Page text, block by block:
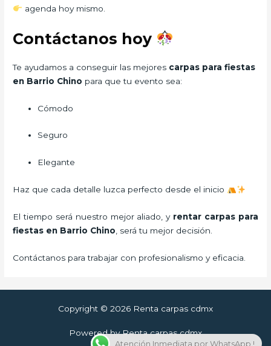
agenda hoy mismo.
Contáctanos hoy
Te ayudamos a conseguir las mejores carpas para fiestas
en Barrio Chino para que tu evento sea:
Cómodo
Seguro
Elegante
Haz que cada detalle luzca perfecto desde el inicio
El tiempo será nuestro mejor aliado, y rentar carpas para
fiestas en Barrio Chino , será tu mejor decisión.
Contáctanos para trabajar con profesionalismo y eficacia.
Copyright © 2026 Renta carpas cdmx
Powered by Renta carpas cdmx
Atención Inmediata por WhatsApp !